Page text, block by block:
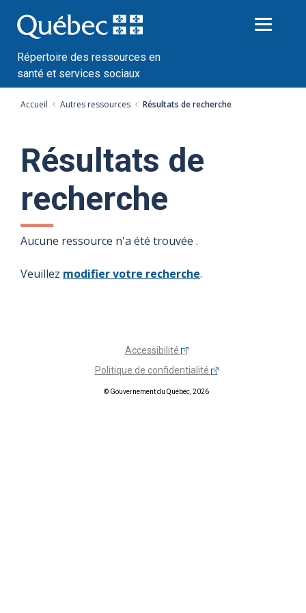
au
contenu
Répertoire des ressources en
santé et services sociaux
Accueil Autres ressources Résultats de recherche
Résultats de
recherche
Aucune ressource n'a été trouvée .
Veuillez modifier votre recherche.
Accessibilité
Politique de confidentialité
© Gouvernement du Québec, 2026